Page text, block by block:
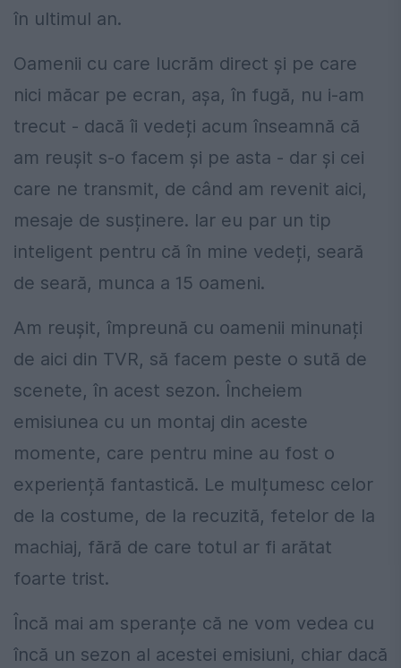
în ultimul an.
Oamenii cu care lucrăm direct și pe care
nici măcar pe ecran, așa, în fugă, nu i-am
trecut - dacă îi vedeți acum înseamnă că
am reușit s-o facem și pe asta - dar și cei
care ne transmit, de când am revenit aici,
mesaje de susținere. Iar eu par un tip
inteligent pentru că în mine vedeți, seară
de seară, munca a 15 oameni.
Am reușit, împreună cu oamenii minunați
de aici din TVR, să facem peste o sută de
scenete, în acest sezon. Încheiem
emisiunea cu un montaj din aceste
momente, care pentru mine au fost o
experiență fantastică. Le mulțumesc celor
de la costume, de la recuzită, fetelor de la
machiaj, fără de care totul ar fi arătat
foarte trist.
Încă mai am speranțe că ne vom vedea cu
încă un sezon al acestei emisiuni, chiar dacă